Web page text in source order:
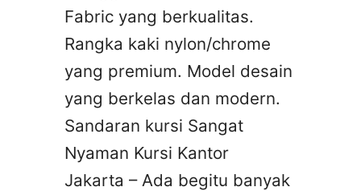
Fabric yang berkualitas.
Rangka kaki nylon/chrome
yang premium. Model desain
yang berkelas dan modern.
Sandaran kursi Sangat
Nyaman Kursi Kantor
Jakarta – Ada begitu banyak